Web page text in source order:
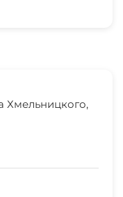
Хмельницкого,